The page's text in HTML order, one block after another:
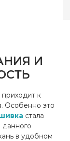
И
к
Особенно это
стала
данного
в удобном